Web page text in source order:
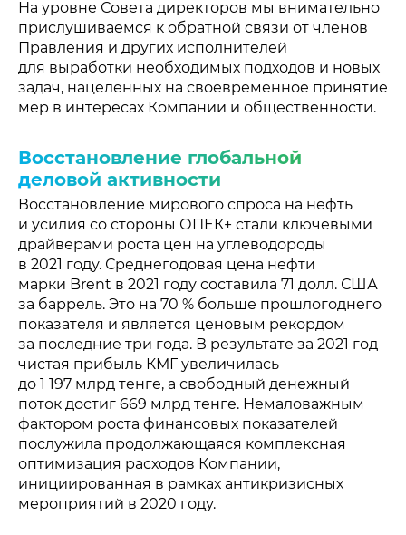
На уровне Совета директоров мы внимательно
прислушиваемся к обратной связи от членов
Правления и других исполнителей
для выработки необходимых подходов и новых
задач, нацеленных на своевременное принятие
мер в интересах Компании и общественности.
Восстановление глобальной
деловой активности
Восстановление мирового спроса на нефть
и усилия со стороны ОПЕК+ стали ключевыми
драйверами роста цен на углеводороды
в 2021 году. Среднегодовая цена нефти
марки Brent в 2021 году составила 71 долл. США
за баррель. Это на 70 % больше прошлогоднего
показателя и является ценовым рекордом
за последние три года. В результате за 2021 год
чистая прибыль КМГ увеличилась
до 1 197 млрд тенге, а свободный денежный
поток достиг 669 млрд тенге. Немаловажным
фактором роста финансовых показателей
послужила продолжающаяся комплексная
оптимизация расходов Компании,
инициированная в рамках антикризисных
мероприятий в 2020 году.